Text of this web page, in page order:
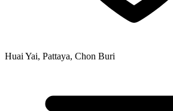
Huai Yai, Pattaya, Chon Buri